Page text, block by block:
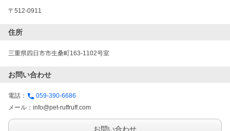
〒512-0911
住所
三重県四日市市生桑町163-1102号室
お問い合わせ
電話：
059-390-6686
メール： info@pet-ruffruff.com
お問い合わせ